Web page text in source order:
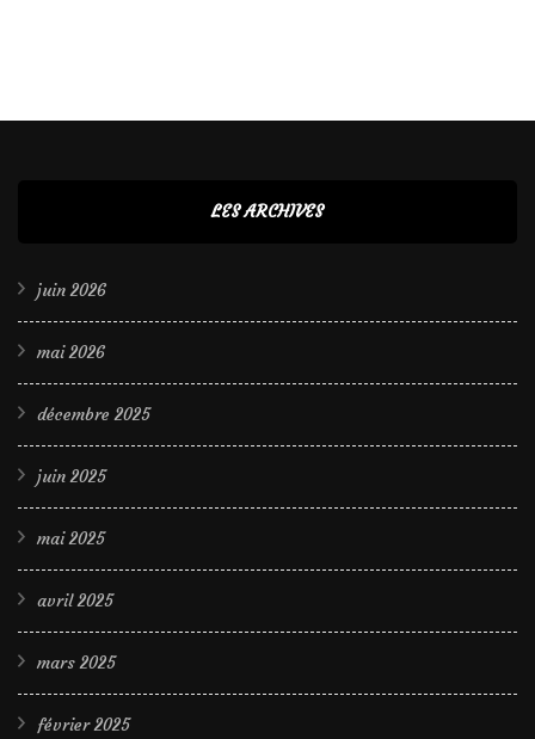
LES ARCHIVES
juin 2026
mai 2026
décembre 2025
juin 2025
mai 2025
avril 2025
mars 2025
février 2025